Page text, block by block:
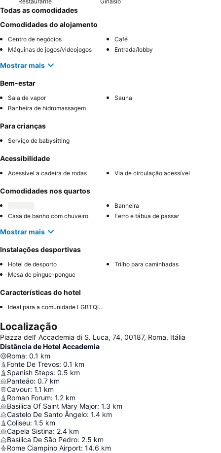
Todas as comodidades
Comodidades do alojamento
Centro de negócios
Café
Máquinas de jogos/videojogos
Entrada/lobby
Mostrar mais
Bem-estar
Sala de vapor
Sauna
Banheira de hidromassagem
Para crianças
Serviço de babysitting
Acessibilidade
Acessível a cadeira de rodas Via de circulação acessível
Comodidades nos quartos
Banheira
Casa de banho com chuveiro
Ferro e tábua de passar
Mostrar mais
Instalações desportivas
Hotel de desporto
Trilho para caminhadas
Mesa de pingue-pongue
Características do hotel
Ideal para a comunidade LGBTQIA+
Localização
Piazza dell' Accademia di S. Luca, 74, 00187, Roma, Itália
Distância de Hotel Accademia
Roma: 0.1 km
Fonte De Trevos: 0.1 km
Spanish Steps: 0.5 km
Panteão: 0.7 km
Cavour: 1.1 km
Roman Forum: 1.2 km
Basilica Of Saint Mary Major: 1.3 km
Castelo De Santo Ângelo: 1.4 km
Coliseu: 1.5 km
Capela Sistina: 2.4 km
Basílica De São Pedro: 2.5 km
Rome Ciampino Airport: 14.6 km